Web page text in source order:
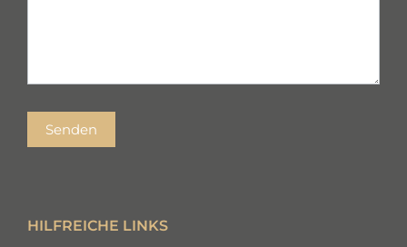
Senden
HILFREICHE LINKS